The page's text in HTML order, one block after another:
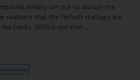
initially set out to disrupt the
realize is that the FinTech startups are
banks. 2025 is not that ...